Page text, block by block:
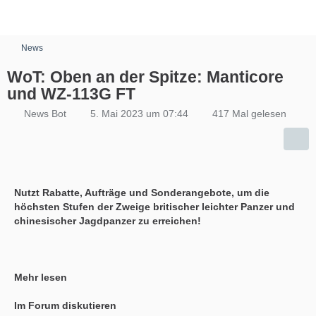
News
WoT: Oben an der Spitze: Manticore
und WZ-113G FT
News Bot 5. Mai 2023 um 07:44 417 Mal gelesen
Nutzt Rabatte, Aufträge und Sonderangebote, um die
höchsten Stufen der Zweige britischer leichter Panzer und
chinesischer Jagdpanzer zu erreichen!
Mehr lesen
Im Forum diskutieren